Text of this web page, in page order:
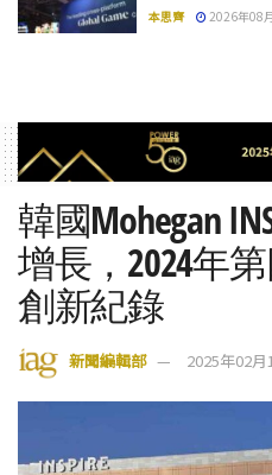
本思齊 2026年08
韓國Mohegan
增長，2024年
創新紀錄
新聞編輯部 2025年02月